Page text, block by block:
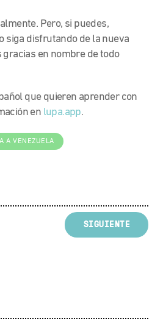
Pero, si puedes,
siga disfrutando de la nueva
gracias en nombre de todo
que quieren aprender con
en lupa.app.
A VENEZUELA
SIGUIENTE